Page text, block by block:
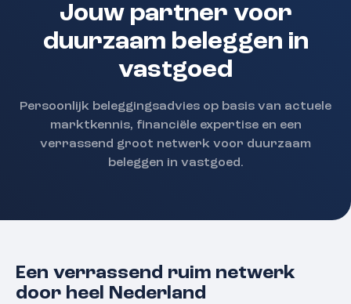
Jouw partner voor
duurzaam beleggen in
vastgoed
Persoonlijk beleggingsadvies op basis van actuele
marktkennis, financiële expertise en een
verrassend groot netwerk voor duurzaam
beleggen in vastgoed.
Een verrassend ruim netwerk
door heel Nederland